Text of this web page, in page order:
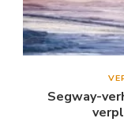
Segway-